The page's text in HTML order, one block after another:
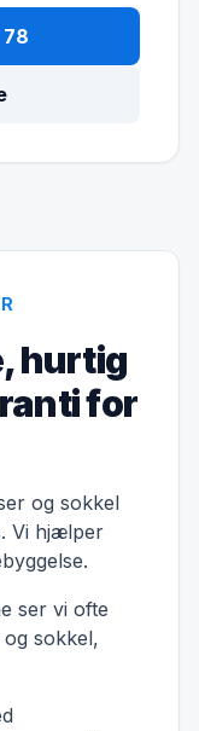
78
hurtig
for
og sokkel
Vi hjælper
ser vi ofte
sokkel,